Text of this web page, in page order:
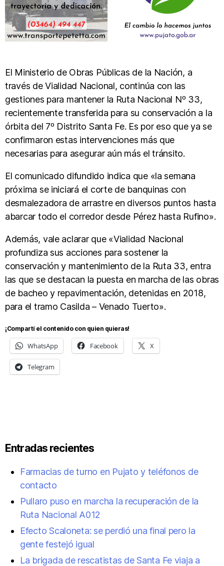
El Ministerio de Obras Públicas de la Nación, a
través de Vialidad Nacional, continúa con las
gestiones para mantener la Ruta Nacional Nº 33,
recientemente transferida para su conservación a la
órbita del 7º Distrito Santa Fe. Es por eso que ya se
confirmaron estas intervenciones más que
necesarias para asegurar aún más el tránsito.
El comunicado difundido indica que «la semana
próxima se iniciará el corte de banquinas con
desmalezadora de arrastre en diversos puntos hasta
abarcar todo el corredor desde Pérez hasta Rufino».
Además, vale aclarar que «Vialidad Nacional
profundiza sus acciones para sostener la
conservación y mantenimiento de la Ruta 33, entra
las que se destacan la puesta en marcha de las obras
de bacheo y repavimentación, detenidas en 2018,
para el tramo Casilda – Venado Tuerto».
¡Compartí el contenido con quien quieras!
WhatsApp Facebook X
Telegram
Entradas recientes
Farmacias de turno en Pujato y teléfonos de
contacto
Pullaro puso en marcha la recuperación de la
Ruta Nacional A012
Efecto Scaloneta: se perdió una final pero la
gente festejó igual
La brigada de rescatistas de Santa Fe viaja a